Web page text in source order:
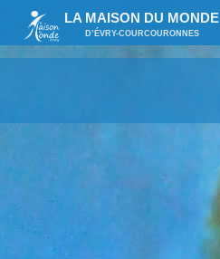
LA MAISON DU MONDE
D’ÉVRY-COURCOURONNES